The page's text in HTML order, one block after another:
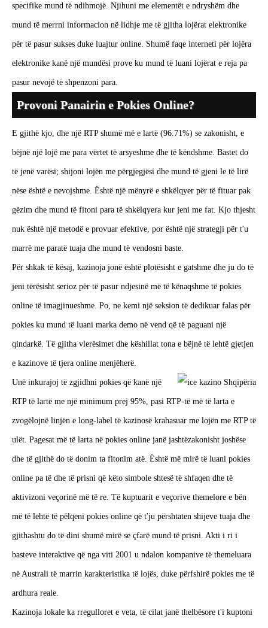
specifike mund të ndihmojë. Njihuni me elementët e ndryshëm dhe
mund të merrni informacion në lidhje me të gjitha lojërat elektronike
për të pasur sukses duke luajtur online. Shumë faqe interneti për lojëra
elektronike kanë një mundësi prove ku mund të luani lojërat e reja pa
pasur nevojë të shpenzoni para.
Provoni Panairin e Pokies Online?
E gjithë kjo, dhe një RTP shumë më e lartë (96.71%) se zakonisht, e
bëjnë një lojë me para vërtet të arsyeshme dhe të këndshme. Bastet do
të jenë varësi; shijoni lojën me përgjegjësi dhe mund të gjeni le të lirë
nëse është e nevojshme. Është një mënyrë e shkëlqyer për të fituar pak
gëzim dhe mund të fitoni para të shkëlqyera kur jeni me fat. Kjo thjesht
nuk është një metodë e provuar efektive, por është një strategji për t'u
marrë me paratë tuaja dhe mund të vendosni baste.
Për shkak të kësaj, kazinoja jonë është plotësisht e gatshme dhe ju do të
jeni tërësisht serioz për të pasur ndjesinë më të kënaqshme të pokies
online të imagjinueshme. Po, ne kemi një seksion të dedikuar falas për
pokies ku mund të luani marka demo në vend që të paguani një
qindarkë. Të gjitha vlerësimet dhe këshillat tona e bëjnë të lehtë gjetjen
e kazinove të tjera online menjëherë.
Unë inkurajoj të zgjidhni pokies që kanë një
RTP të lartë me një minimum prej 95%, pasi RTP-të më të larta e
zvogëlojnë linjën e long-label të kazinosë krahasuar me lojën me RTP të
ulët. Pagesat më të larta në pokies online janë jashtëzakonisht joshëse
dhe të gjithë do të donim ta fitonim atë. Është më mirë të luani pokies
online pa të dhe të prisni që këto simbole shtesë të shfaqen dhe të
aktivizoni veçorinë më të re. Të kuptuarit e veçorive themelore e bën
më të lehtë të pëlqeni pokies online që t'ju përshtaten shijeve tuaja dhe
gjithashtu do të dini shumë mirë se çfarë mund të prisni. Akti i ri i
basteve interaktive që nga viti 2001 u ndalon kompanive të themeluara
në Australi të marrin karakteristika të lojës, duke përfshirë pokies me të
ardhura reale.
Kazinoja lokale ka rregulloret e veta, të cilat janë thelbësore t'i kuptoni